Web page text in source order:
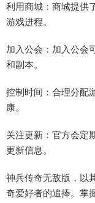
利用商城：商城提供
游戏进程。
加入公会：加入公会
和副本。
控制时间：合理分配
康。
关注更新：官方会定
更新信息。
神兵传奇无敌版，以
奇爱好者的追捧。掌